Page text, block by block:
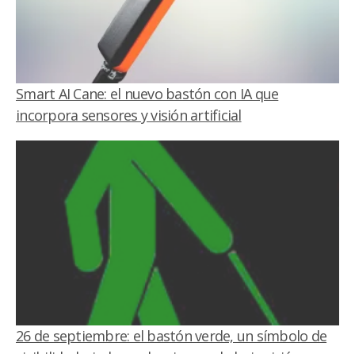
Smart AI Cane: el nuevo bastón con IA que
incorpora sensores y visión artificial
26 de septiembre: el bastón verde, un símbolo de